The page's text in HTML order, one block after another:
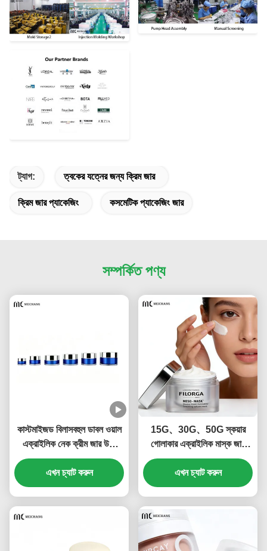
ট্যাগ: ত্বকের যত্নের জন্য ক্রিম জার
ক্রিম জার প্যাকেজিং কসমেটিক প্যাকেজিং জার
সম্পর্কিত পণ্য
কাস্টমাইজড বিলাসবহুল ডাবল ওয়াল
এক্রাইলিক নেক ক্রীম জার উচ্চ
স্বচ্ছতা হালকা-প্রমাণ কসমেটিক
ক্রীম প্যাকেজিং প্রিমিয়াম
স্কিনকেয়ারের জন্য ((MC-Y-
এখন চ্যাট করুন
15G、30G、50G স্কয়ার
গোলাকার এক্রাইলিক মাস্ক জার
ক্রিম জার (MC-541)
এখন চ্যাট করুন